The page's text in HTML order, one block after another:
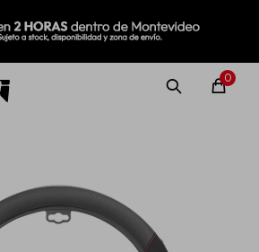
0
MI CUENTA
Rolling Repuestos